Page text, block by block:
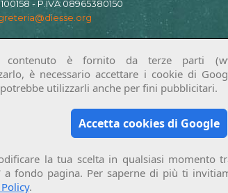
- P.IVA 08965380150
contenuto è fornito da terze parti
è necessario accettare i cookie di
utilizzarli anche per fini pubblicitari.
Accetta cookies di Google
la tua scelta in qualsiasi momento
a fondo pagina. Per saperne di più ti
.